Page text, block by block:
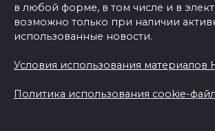
в любой форме, в том числе и в
возможно только при наличии
использованные новости.
Условия использования материалов
Политика использования cookie-